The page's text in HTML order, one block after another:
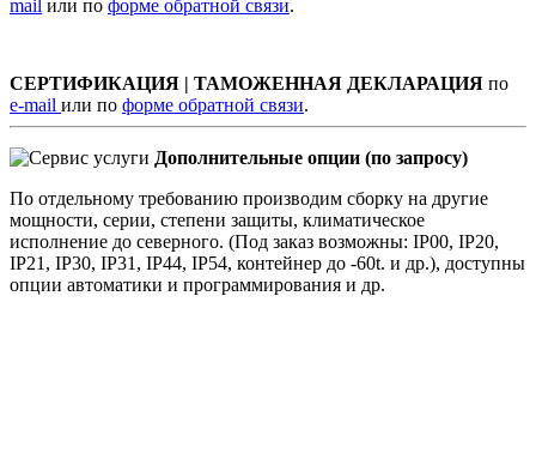
mail или по форме обратной связи.
СЕРТИФИКАЦИЯ | ТАМОЖЕННАЯ ДЕКЛАРАЦИЯ по
e-mail или по форме обратной связи.
Дополнительные опции (по запросу)
По отдельному требованию производим сборку на другие
мощности, серии, степени защиты, климатическое
исполнение до северного. (Под заказ возможны: IP00, IP20,
IP21, IP30, IP31, IP44, IP54, контейнер до -60t. и др.), доступны
опции автоматики и программирования и др.